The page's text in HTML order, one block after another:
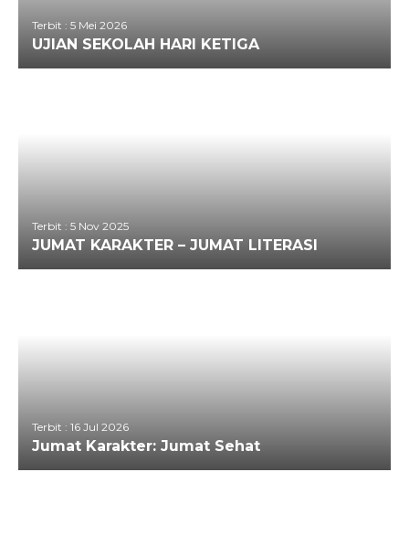
Terbit : 5 Mei 2026
UJIAN SEKOLAH HARI KETIGA
Terbit : 5 Nov 2025
JUMAT KARAKTER – JUMAT LITERASI
Terbit : 16 Jul 2026
Jumat Karakter: Jumat Sehat